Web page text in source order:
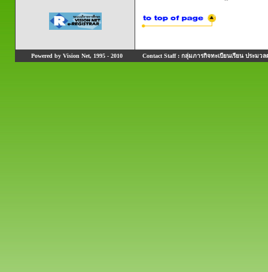
Powered by Vision Net, 1995 - 2010 Contact Staff : กลุ่มภารกิจทะเบียนเรียน ประมวล